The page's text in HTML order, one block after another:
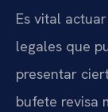
Es vital
legales que
presentar
bufete revisa